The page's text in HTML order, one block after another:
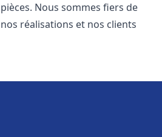
pièces. Nous sommes fiers de
nos réalisations et nos clients